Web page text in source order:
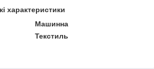
характеристики
Машинна
Текстиль